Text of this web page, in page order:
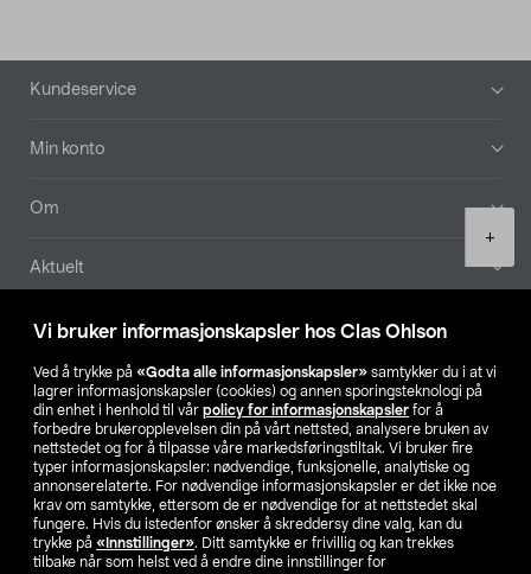
Vi bruker informasjonskapsler hos Clas Ohlson
Ved å trykke på «Godta alle informasjonskapsler» samtykker du i at vi
lagrer informasjonskapsler (cookies) og annen sporingsteknologi på
din enhet i henhold til vår policy for informasjonskapsler for å
forbedre brukeropplevelsen din på vårt nettsted, analysere bruken av
nettstedet og for å tilpasse våre markedsføringstiltak. Vi bruker fire
typer informasjonskapsler: nødvendige, funksjonelle, analytiske og
annonserelaterte. For nødvendige informasjonskapsler er det ikke noe
krav om samtykke, ettersom de er nødvendige for at nettstedet skal
fungere. Hvis du istedenfor ønsker å skreddersy dine valg, kan du
trykke på «Innstillinger». Ditt samtykke er frivillig og kan trekkes
tilbake når som helst ved å endre dine innstillinger for
+
Bunntekst
Kundeservice
Min konto
Om
Aktuelt
Våre selskaper
Finn din butikk
SE NO FI